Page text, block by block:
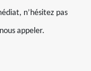
n’hésitez pas
appeler.